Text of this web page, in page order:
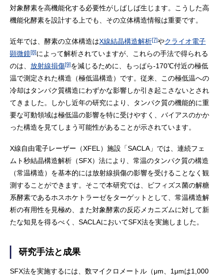
対象酵素を高機能化する必要性がしばしば生じます。こうした高
機能化酵素を設計する上でも、その立体構造情報は重要です。
近年では、酵素の立体構造はX線結晶構造解析[7]やクライオ電子
顕微鏡[8]によって解析されていますが、これらの手法で得られる
のは、 放射線損傷[9]を減じるために、もっぱら-170℃付近の極低
温で測定された構造（極低温構造）です。従来、この極低温への
冷却はタンパク質構造にわずかな影響しか引き起こさないとされ
てきました。しかし近年の研究により、タンパク質の機能的に重
要な可動領域は極低温の影響を特に受けやすく、バイアスのかか
った構造を見てしまう可能性があることが示されています。
X線自由電子レーザー（XFEL）施設「SACLA」では、連続フェ
ムト秒結晶構造解析（SFX）法により、常温のタンパク質の構造
（常温構造）を基本的には放射線損傷の影響を受けることなく観
測することができます。そこで本研究では、ビフィズス菌の解糖
系酵素であるホスホケトラーゼをターゲットとして、常温構造解
析の有用性を見極め、また対象酵素の反応メカニズムに対して新
たな知見を得るべく、SACLAにおいてSFX法を実施しました。
研究手法と成果
SFX法を実施するには、数マイクロメートル（μm、1μmは1,000